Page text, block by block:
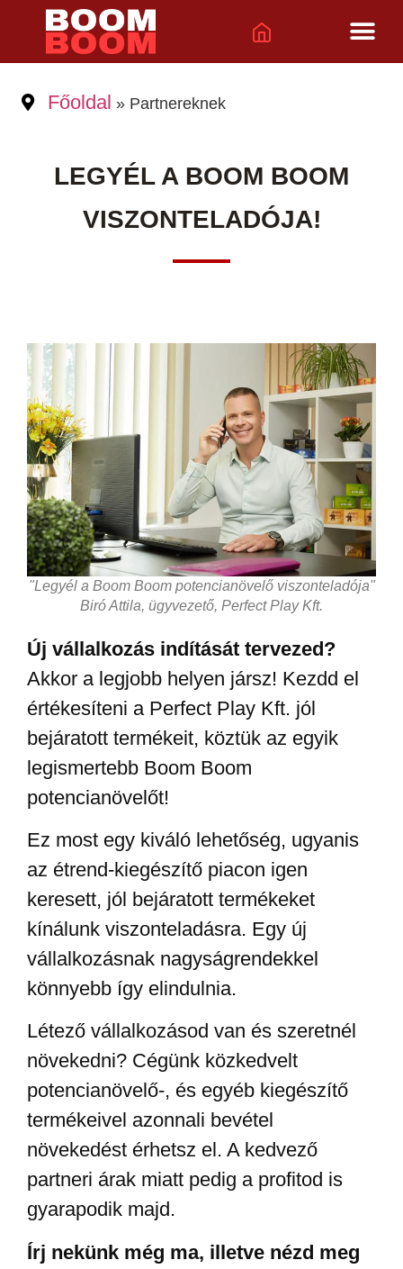
Főoldal » Partnereknek
LEGYÉL A BOOM BOOM
VISZONTELADÓJA!
"Legyél a Boom Boom potencianövelő viszonteladója"
Biró Attila, ügyvezető, Perfect Play Kft.
Új vállalkozás indítását tervezed?
Akkor a legjobb helyen jársz! Kezdd el
értékesíteni a Perfect Play Kft. jól
bejáratott termékeit, köztük az egyik
legismertebb Boom Boom
potencianövelőt!
Ez most egy kiváló lehetőség, ugyanis
az étrend-kiegészítő piacon igen
keresett, jól bejáratott termékeket
kínálunk viszonteladásra. Egy új
vállalkozásnak nagyságrendekkel
könnyebb így elindulnia.
Létező vállalkozásod van és szeretnél
növekedni? Cégünk közkedvelt
potencianövelő-, és egyéb kiegészítő
termékeivel azonnali bevétel
növekedést érhetsz el. A kedvező
partneri árak miatt pedig a profitod is
gyarapodik majd.
Írj nekünk még ma, illetve nézd meg